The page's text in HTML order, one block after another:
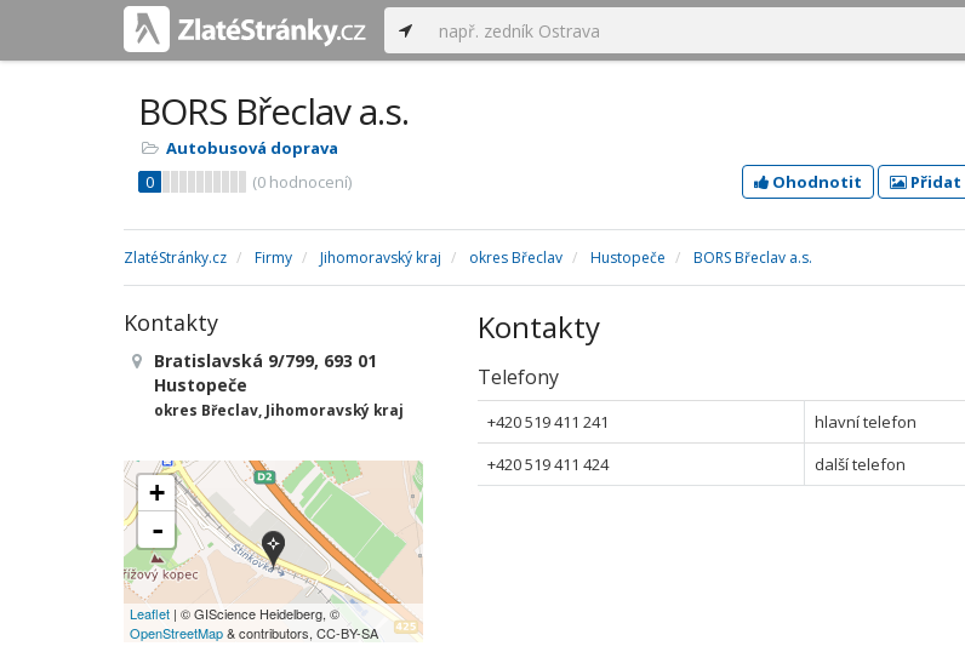
BORS Břeclav a.s.
Autobusová doprava
0
(0 hodnocení) Ohodnotit
ZlatéStránky.cz Firmy Jihomoravský kraj okres Břeclav Hustopeče BORS Břeclav a.s.
Kontakty
Telefony
+420 519 411 241
hlavní telefon
+420 519 411 424
další telefon
Kontakty
Bratislavská 9/799, 693 01
Hustopeče
okres Břeclav, Jihomoravský kraj
+
-
Leaflet | © GIScience Heidelberg, ©
OpenStreetMap& contributors, CC-BY-SA